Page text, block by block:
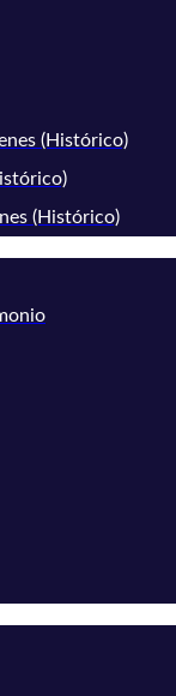
(Histórico)
(Histórico)